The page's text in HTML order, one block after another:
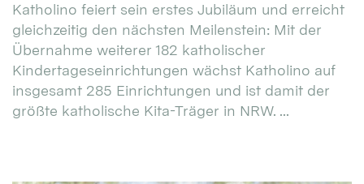
Katholino feiert sein erstes Jubiläum und erreicht
gleichzeitig den nächsten Meilenstein: Mit der
Übernahme weiterer 182 katholischer
Kindertageseinrichtungen wächst Katholino auf
insgesamt 285 Einrichtungen und ist damit der
größte katholische Kita-Träger in NRW. ...